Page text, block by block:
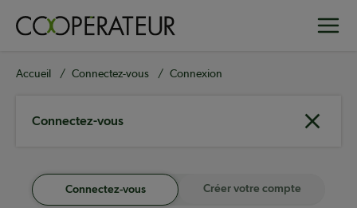
principal
Fil
Accueil Connectez-vous Connexion
Connectez-vous
Connectez-vous Créer votre compte